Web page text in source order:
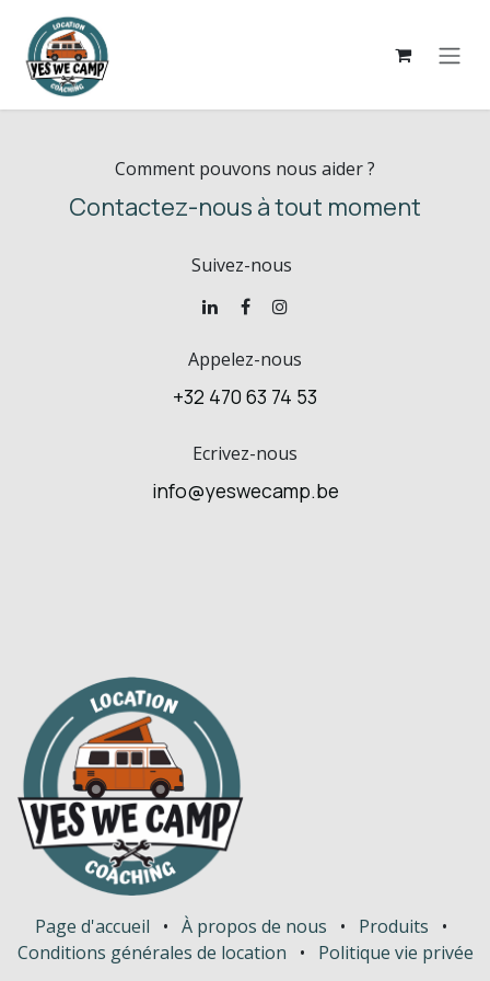
Se rendre au contenu
Comment pouvons nous aider ?
Contactez-nous à tout moment
Suivez-nous
Appelez-nous
+32 470 63 74 53
Ecrivez-nous
info@yeswecamp.be
Page d'accueil • À propos de nous • Produits
•
Conditions générales de location
• Politique vie privée